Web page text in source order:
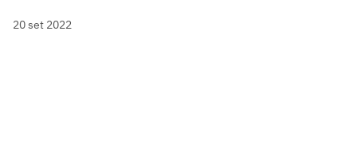
20 set 2022